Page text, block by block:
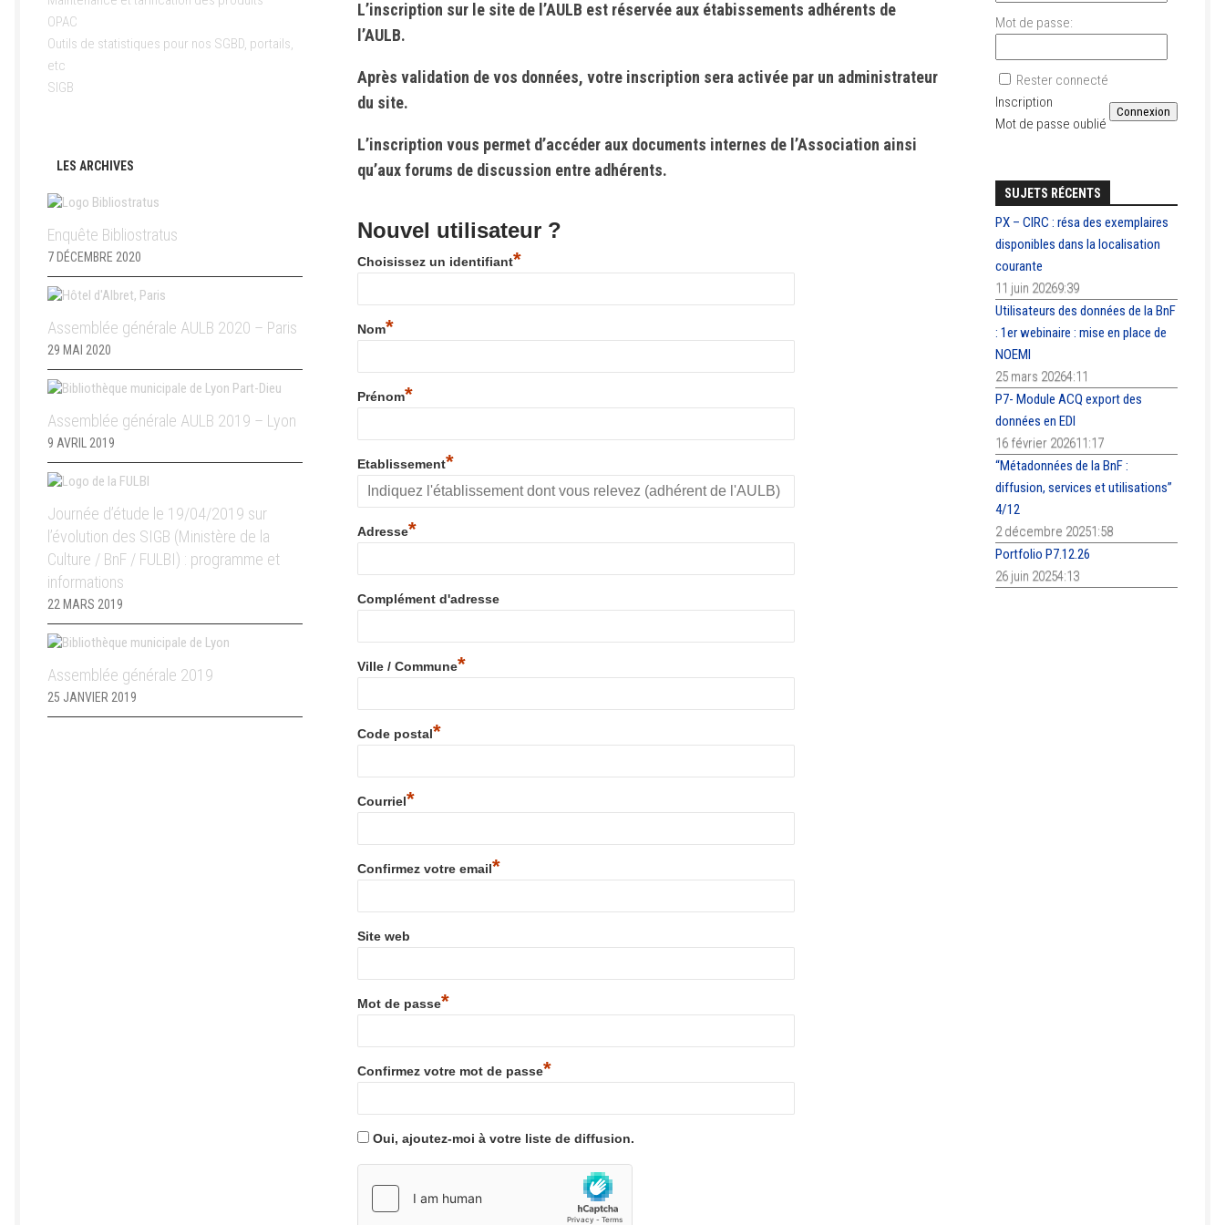
L’inscription sur le site de l’AULB est réservée aux étabissements adhérents de
l’AULB.
Après validation de vos données, votre inscription sera activée par un administrateur
du site.
L’inscription vous permet d’accéder aux documents internes de l’Association ainsi
qu’aux forums de discussion entre adhérents.
Nouvel utilisateur ?
Choisissez un identifiant*
Nom*
Prénom*
Etablissement*
Adresse*
Complément d'adresse
Ville / Commune*
Code postal*
Courriel*
Confirmez votre email*
Site web
Mot de passe*
Confirmez votre mot de passe*
Oui, ajoutez-moi à votre liste de diffusion.
OPAC
Outils de statistiques pour nos SGBD, portails,
etc
SIGB
LES ARCHIVES
Enquête Bibliostratus
7 DÉCEMBRE 2020
Assemblée générale AULB 2020 – Paris
29 MAI 2020
Assemblée générale AULB 2019 – Lyon
9 AVRIL 2019
Journée d’étude le 19/04/2019 sur
l’évolution des SIGB (Ministère de la
Culture / BnF / FULBI) : programme et
informations
22 MARS 2019
Assemblée générale 2019
25 JANVIER 2019
Mot de passe:
Rester connecté
Connexion
Inscription
Mot de passe oublié
SUJETS RÉCENTS
PX – CIRC : résa des exemplaires
disponibles dans la localisation
courante
11 juin 20269:39
Utilisateurs des données de la BnF
: 1er webinaire : mise en place de
NOEMI
25 mars 20264:11
P7- Module ACQ export des
données en EDI
16 février 202611:17
“Métadonnées de la BnF :
diffusion, services et utilisations”
4/12
2 décembre 20251:58
Portfolio P7.12.26
26 juin 20254:13